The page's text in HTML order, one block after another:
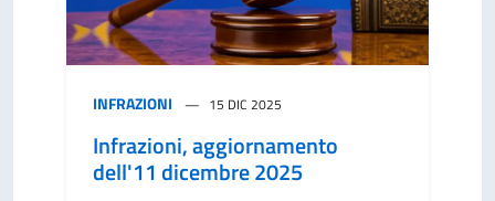
INFRAZIONI 15 DIC 2025
Infrazioni, aggiornamento
dell'11 dicembre 2025